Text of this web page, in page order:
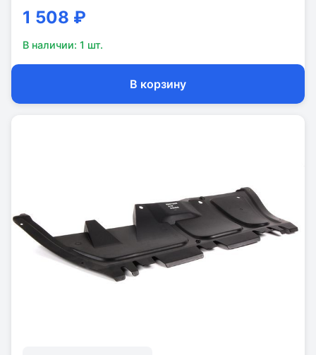
1 508 ₽
В наличии: 1 шт.
В корзину